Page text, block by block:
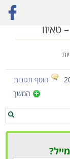
הוסף תגובות
המשך